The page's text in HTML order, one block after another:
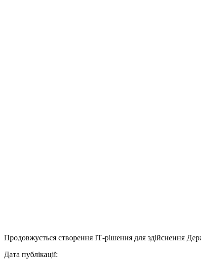
Продовжується створення ІТ-рішення для здійснення
Дата публікації: